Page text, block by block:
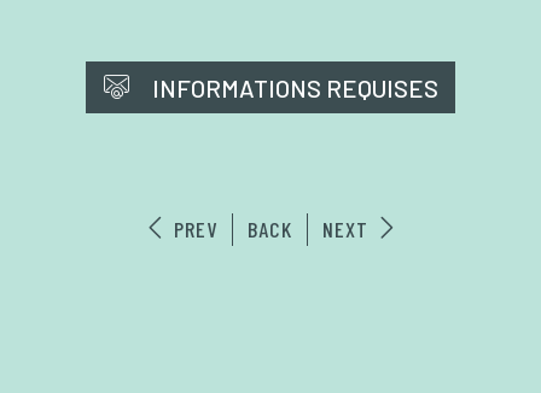
INFORMATIONS REQUISES
PREV BACK NEXT